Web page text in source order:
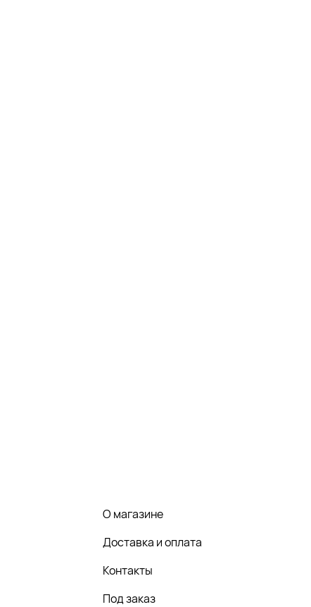
О магазине
Доставка и оплата
Контакты
Под заказ